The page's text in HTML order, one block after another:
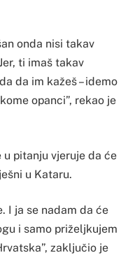
onda nisi takav
ti imaš takav
da im kažeš – idemo
opanci”, rekao je
pitanju vjeruje da će
u Kataru.
I ja se nadam da će
i samo priželjkujem
zaključio je